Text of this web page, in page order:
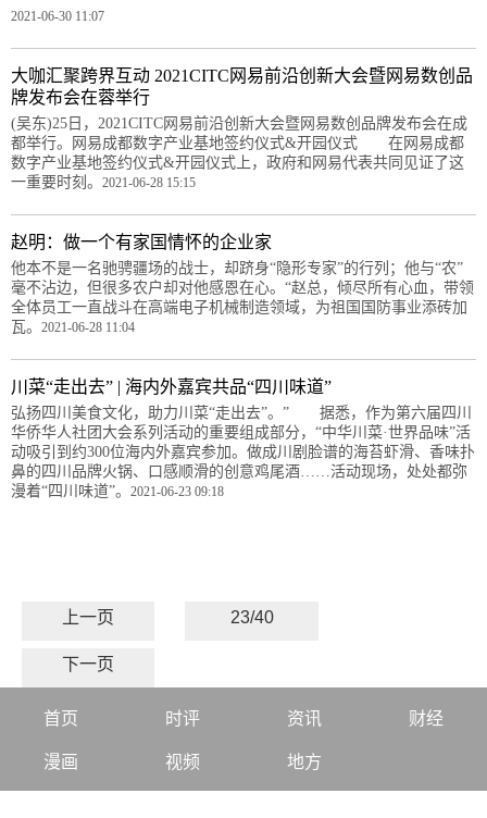
2021-06-30 11:07
大咖汇聚跨界互动 2021CITC网易前沿创新大会暨网易数创品
牌发布会在蓉举行
(吴东)25日，2021CITC网易前沿创新大会暨网易数创品牌发布会在成
都举行。网易成都数字产业基地签约仪式&开园仪式 在网易成都
数字产业基地签约仪式&开园仪式上，政府和网易代表共同见证了这
一重要时刻。 2021-06-28 15:15
赵明：做一个有家国情怀的企业家
他本不是一名驰骋疆场的战士，却跻身“隐形专家”的行列；他与“农”
毫不沾边，但很多农户却对他感恩在心。“赵总，倾尽所有心血，带领
全体员工一直战斗在高端电子机械制造领域，为祖国国防事业添砖加
瓦。 2021-06-28 11:04
川菜“走出去” | 海内外嘉宾共品“四川味道”
弘扬四川美食文化，助力川菜“走出去”。” 据悉，作为第六届四川
华侨华人社团大会系列活动的重要组成部分，“中华川菜·世界品味”活
动吸引到约300位海内外嘉宾参加。做成川剧脸谱的海苔虾滑、香味扑
鼻的四川品牌火锅、口感顺滑的创意鸡尾酒……活动现场，处处都弥
漫着“四川味道”。 2021-06-23 09:18
上一页 23/40
下一页
首页 时评 资讯 财经
漫画 视频 地方